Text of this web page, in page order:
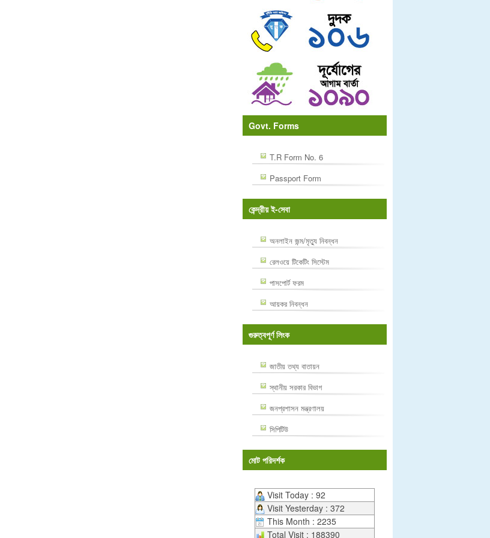
Govt. Forms
T.R Form No. 6
Passport Form
কেন্দ্রীয় ই-সেবা
অনলাইন জন্ম/মৃত্যু নিবন্ধন
রেলওয়ে টিকেটিং সিস্টেম
পাসপোর্ট ফরম
আয়কর নিবন্ধন
গুরুত্বপূর্ণ লিংক
জাতীয় তথ্য বাতায়ন
স্থানীয় সরকার বিভাগ
জনপ্রশাসন মন্ত্রণালয়
সিপিটিউ
মোট পরিদর্শক
Visit Today : 92
Visit Yesterday : 372
This Month : 2235
Total Visit : 188390